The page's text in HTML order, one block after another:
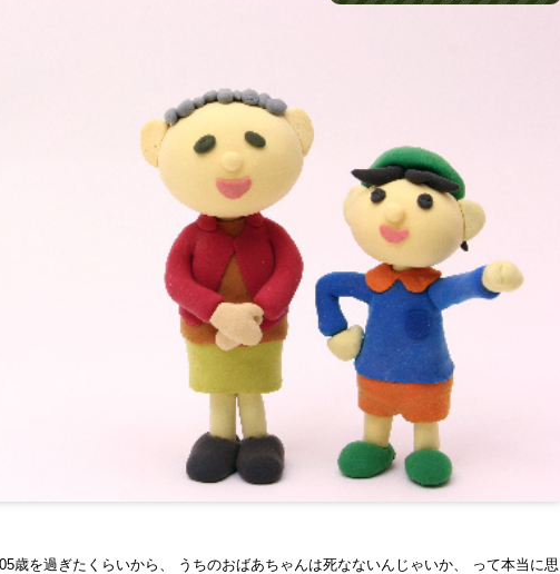
を過ぎたくらいから、 うちのおばあちゃんは死なないんじゃいか、 って本当に思